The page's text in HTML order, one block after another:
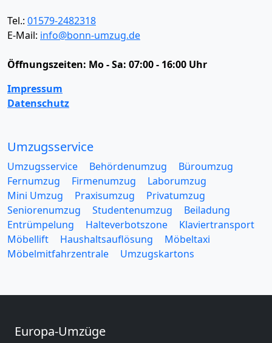
Tel.: 01579-2482318
E-Mail: info@bonn-umzug.de
Öffnungszeiten: Mo - Sa: 07:00 - 16:00 Uhr
Impressum
Datenschutz
Umzugsservice
Umzugsservice Behördenumzug
Büroumzug
Fernumzug
Firmenumzug
Laborumzug
Mini Umzug
Praxisumzug
Privatumzug
Seniorenumzug
Studentenumzug
Beiladung
Entrümpelung
Halteverbotszone
Klaviertransport
Möbellift
Haushaltsauflösung
Möbeltaxi
Möbelmitfahrzentrale
Umzugskartons
Europa-Umzüge